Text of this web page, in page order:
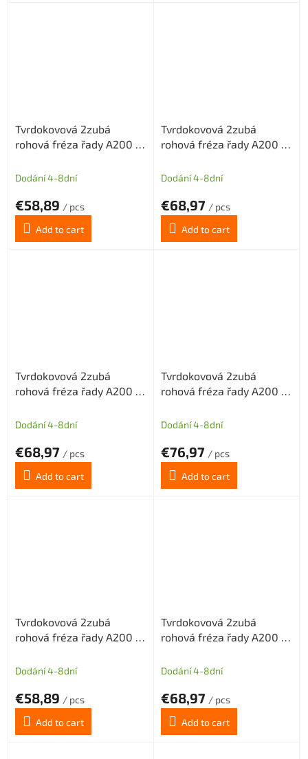
Tvrdokovová 2zubá
rohová fréza řady A200 s
pr.3mm odlehčený krček
Dodání 4-8dní
€58,89 / pcs
Add to cart
Tvrdokovová 2zubá
rohová fréza řady A200 s
pr.3mm odlehčený krček
Dodání 4-8dní
€68,97 / pcs
Add to cart
Tvrdokovová 2zubá
rohová fréza řady A200 s
pr.3mm odlehčený krček
Dodání 4-8dní
€68,97 / pcs
Add to cart
Tvrdokovová 2zubá
rohová fréza řady A200 s
pr.3mm odlehčený krček
Dodání 4-8dní
€76,97 / pcs
Add to cart
Tvrdokovová 2zubá
rohová fréza řady A200 s
pr.4mm odlehčený krček
Dodání 4-8dní
€58,89 / pcs
Add to cart
Tvrdokovová 2zubá
rohová fréza řady A200 s
pr.4mm odlehčený krček
Dodání 4-8dní
€68,97 / pcs
Add to cart